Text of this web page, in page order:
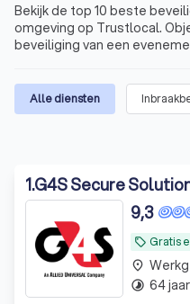
Bekijk de top 10 beste
omgeving op Trustlocal.
beveiliging van een
Alle diensten
1.G4S Secure
local_offer Gratis
9,3
place
timelapse 64